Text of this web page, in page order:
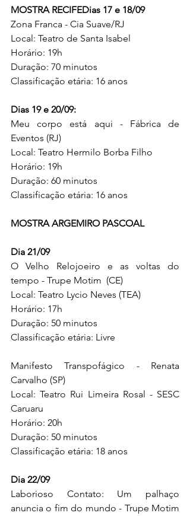
MOSTRA RECIFEDias 17 e 18/09
Zona Franca - Cia Suave/RJ
Local: Teatro de Santa Isabel
Horário: 19h
Duração: 70 minutos
Classificação etária: 16 anos
Dias 19 e 20/09:
Meu corpo está aqui - Fábrica de
Eventos (RJ)
Local: Teatro Hermilo Borba Filho
Horário: 19h
Duração: 60 minutos
Classificação etária: 16 anos
MOSTRA ARGEMIRO PASCOAL
Dia 21/09
O Velho Relojoeiro e as voltas do
tempo - Trupe Motim  (CE)
Local: Teatro Lycio Neves (TEA)
Horário: 17h
Duração: 50 minutos
Classificação etária: Livre
Manifesto Transpofágico - Renata
Carvalho (SP)
Local: Teatro Rui Limeira Rosal - SESC
Caruaru
Horário: 20h
Duração: 50 minutos
Classificação etária: 18 anos
Dia 22/09
Laborioso Contato: Um palhaço
anuncia o fim do mundo - Trupe Motim